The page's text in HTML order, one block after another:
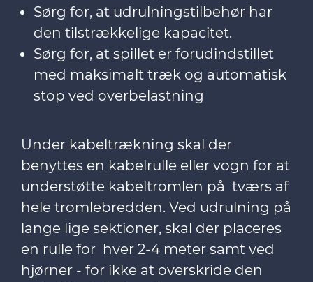
Sørg for, at udrulningstilbehør har
den tilstrækkelige kapacitet.
Sørg for, at spillet er forudindstillet
med maksimalt træk og automatisk
stop ved overbelastning
Under kabeltrækning skal der
benyttes en kabelrulle eller vogn for at
understøtte kabeltromlen på tværs af
hele tromlebredden. Ved udrulning på
lange lige sektioner, skal der placeres
en rulle for hver 2-4 meter samt ved
hjørner - for ikke at overskride den